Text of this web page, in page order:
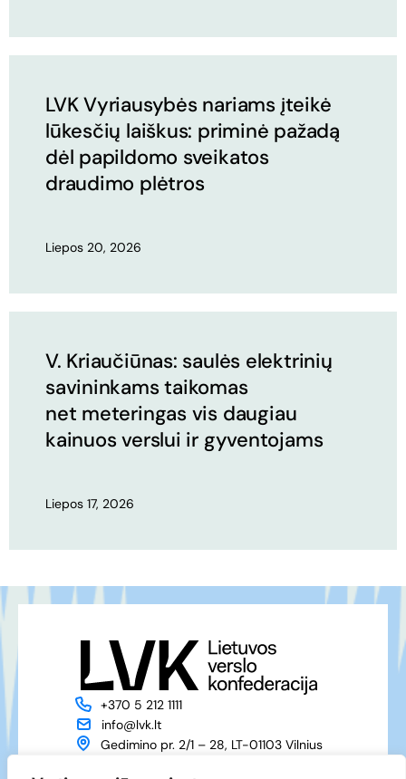
LVK Vyriausybės nariams įteikė
lūkesčių laiškus: priminė pažadą
dėl papildomo sveikatos
draudimo plėtros
Liepos 20, 2026
V. Kriaučiūnas: saulės elektrinių
savininkams taikomas
net meteringas vis daugiau
kainuos verslui ir gyventojams
Liepos 17, 2026
+370 5 212 1111
info@lvk.lt
Gedimino pr. 2/1 – 28, LT-01103 Vilnius